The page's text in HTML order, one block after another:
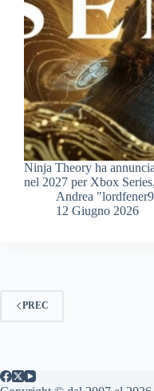
Ninja Theory ha
nel 2027 per Xbox
Andrea
12 Giugno 2026
PREC